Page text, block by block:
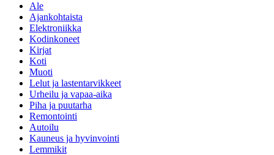
Ale
Ajankohtaista
Elektroniikka
Kodinkoneet
Kirjat
Koti
Muoti
Lelut ja lastentarvikkeet
Urheilu ja vapaa-aika
Piha ja puutarha
Remontointi
Autoilu
Kauneus ja hyvinvointi
Lemmikit